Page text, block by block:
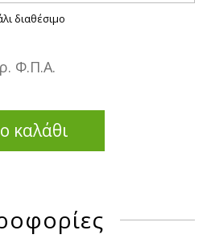
διαθέσιμο
Φ.Π.Α.
καλάθι